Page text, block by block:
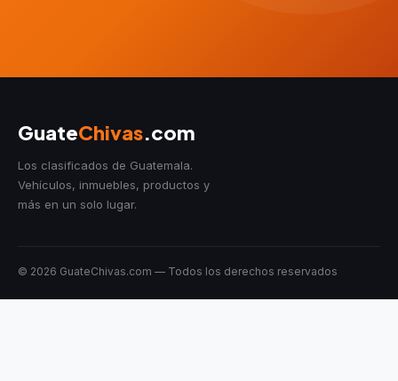
GuateChivas.com
Los clasificados de Guatemala.
Vehículos, inmuebles, productos y
más en un solo lugar.
© 2026 GuateChivas.com — Todos los derechos reservados